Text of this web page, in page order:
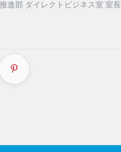
進部 ダイレクトビジネス室 室長